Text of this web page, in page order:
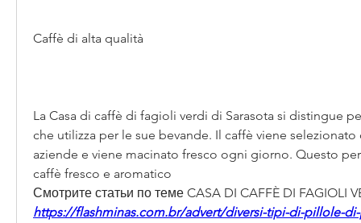
Caffè di alta qualità
La Casa di caffè di fagioli verdi di Sarasota si distingue
che utilizza per le sue bevande. Il caffè viene
aziende e viene macinato fresco ogni giorno. Questo
caffè fresco e aromatico
Смотрите статьи по теме CASA DI CAFFÈ DI FAGIOLI
https://flashminas.com.br/advert/diversi-tipi-di-pillole-